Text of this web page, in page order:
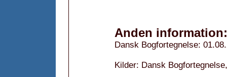
Anden information:
Dansk Bogfortegnelse:
Kilder: Dansk